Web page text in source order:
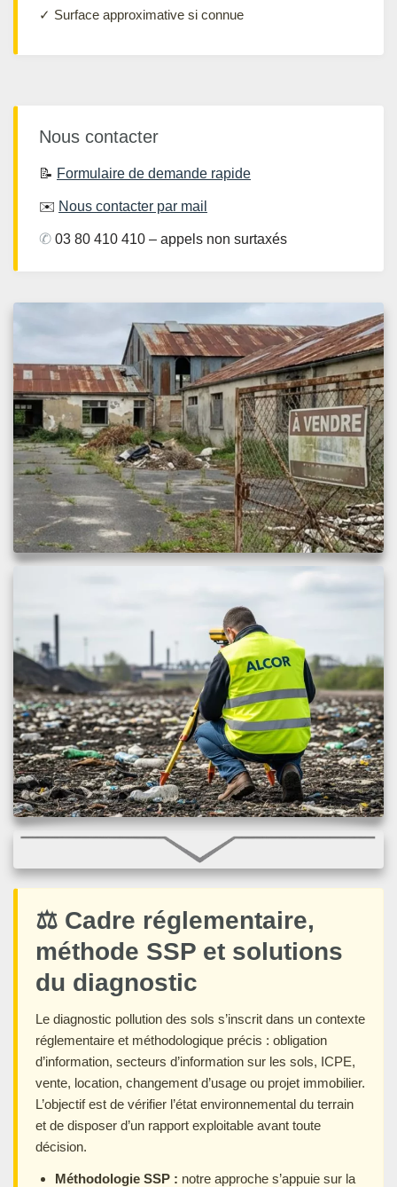
✓ Surface approximative si connue
Nous contacter
📝 Formulaire de demande rapide
✉️ Nous contacter par mail
✆ 03 80 410 410 – appels non surtaxés
⚖️ Cadre réglementaire,
méthode SSP et solutions
du diagnostic
Le diagnostic pollution des sols s’inscrit dans un contexte
réglementaire et méthodologique précis : obligation
d’information, secteurs d’information sur les sols, ICPE,
vente, location, changement d’usage ou projet immobilier.
L’objectif est de vérifier l’état environnemental du terrain
et de disposer d’un rapport exploitable avant toute
décision.
Méthodologie SSP : notre approche s’appuie sur la